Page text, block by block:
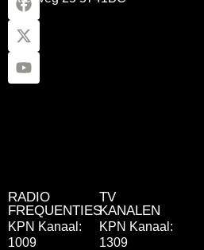
RADIO
FREQUENTIES
KPN Kanaal:
1009
TV
KANALEN
KPN Kanaal:
1309